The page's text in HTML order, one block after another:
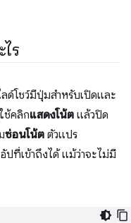
ร
ด์โชว์มีปุ่มสำหรับเปิดและ
ช้คลิกแสดงโน้ต แล้วปิด
ซ่อนโน้ต ตัวแปร
ปที่เข้าถึงได้ แม้ว่าจะไม่มี